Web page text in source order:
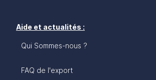
Aide et actualités :
Qui Sommes-nous ?
FAQ de l'export